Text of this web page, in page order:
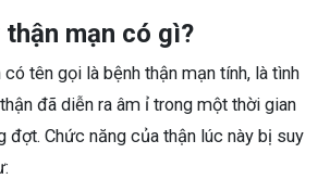
thận mạn có gì?
có tên gọi là bệnh thận mạn tính, là tình
đã diễn ra âm ỉ trong một thời gian
đợt. Chức năng của thận lúc này bị suy